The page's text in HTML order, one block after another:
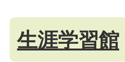
生涯学習館